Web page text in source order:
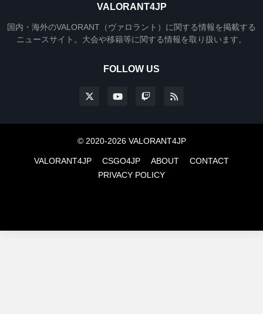
VALORANT4JP
国内・海外のVALORANT（ヴァロラント）に関する情報を掲載する
ニュースサイト。大会や移籍等に関する情報を取り扱います。
FOLLOW US
© 2020-2026 VALORANT4JP
VALORANT4JP CSGO4JP ABOUT
CONTACT
PRIVACY POLICY